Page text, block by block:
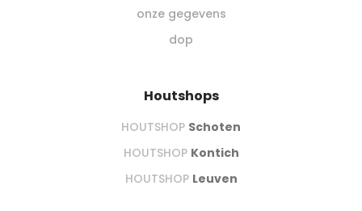
onze gegevens
dop
Houtshops
HOUTSHOP Schoten
HOUTSHOP Kontich
HOUTSHOP Leuven